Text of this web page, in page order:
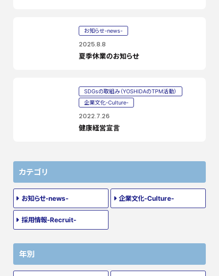
お知らせ-news-
2025.8.8
夏季休業のお知らせ
SDGsの取組み（YOSHIDAのTPM活動）
企業文化-Culture-
2022.7.26
健康経営宣言
カテゴリ
お知らせ-news- 企業文化-Culture-
採用情報-Recruit-
年別